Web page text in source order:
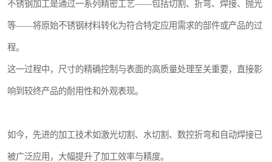
不锈钢加工是通过一系列精密工艺——包括切割、折弯、焊接、抛光
等——将原始不锈钢材料转化为符合特定应用需求的部件或产品的过
程。
这一过程中，尺寸的精确控制与表面的高质量处理至关重要，直接影
响到较终产品的耐用性和外观表现。
如今，先进的加工技术如激光切割、水切割、数控折弯和自动焊接已
被广泛应用，大幅提升了加工效率与精度。